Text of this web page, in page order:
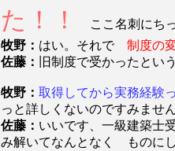
た！！
ここ名刺にち
牧野： はい。それで 制度の
佐藤：
旧制度で受かったとい
牧野： 取得してから実務経験
っと詳しくないのですみませ
佐藤： いいです、一級建築士
み解いてなんとなく ものに